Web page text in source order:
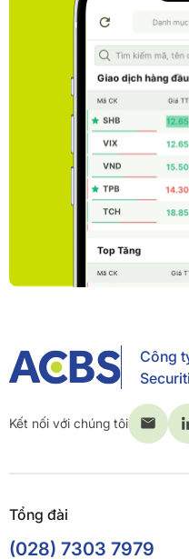
Công
Kết nối với chúng tôi
Tổng đài
(028) 7303 7979